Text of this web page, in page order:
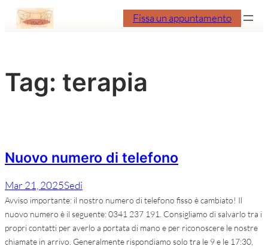
Fissa un appuntamento
Tag: terapia
Nuovo numero di telefono
Mar 21, 2025Sedi
Avviso importante: il nostro numero di telefono fisso è cambiato! Il
nuovo numero è il seguente: 0341 237 191. Consigliamo di salvarlo tra i
propri contatti per averlo a portata di mano e per riconoscere le nostre
chiamate in arrivo. Generalmente rispondiamo solo tra le 9 e le 17:30,